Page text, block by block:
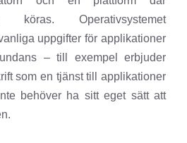
köras. Operativsystemet
uppgifter för applikationer
– till exempel erbjuder
som en tjänst till applikationer
behöver ha sitt eget sätt att